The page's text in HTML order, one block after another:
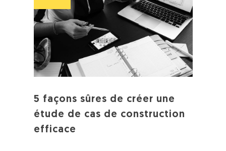
5 façons sûres de créer une
étude de cas de construction
efficace